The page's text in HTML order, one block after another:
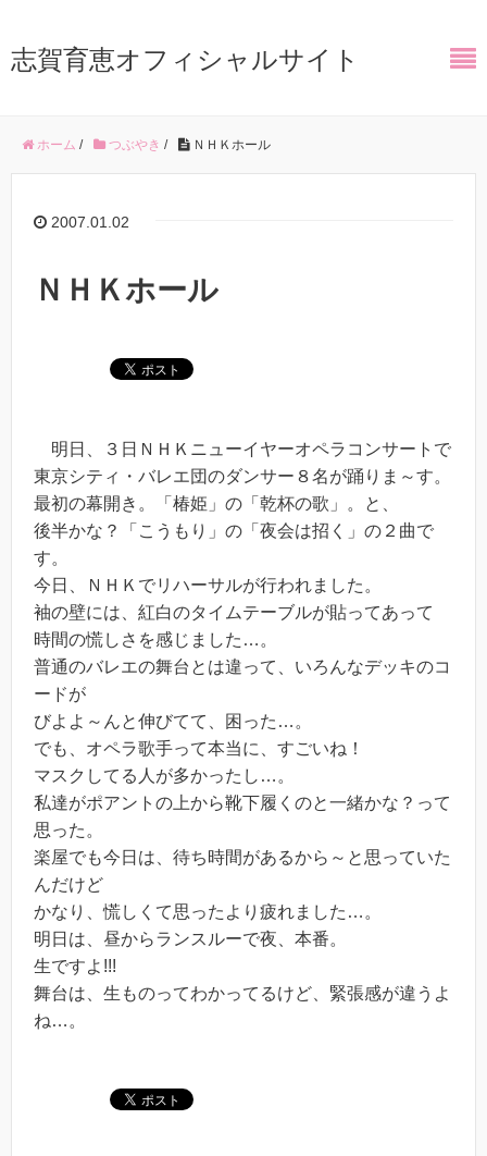
志賀育恵オフィシャルサイト
ホーム / つぶやき / ＮＨＫホール
2007.01.02
ＮＨＫホール
明日、３日ＮＨＫニューイヤーオペラコンサートで
東京シティ・バレエ団のダンサー８名が踊りま～す。
最初の幕開き。「椿姫」の「乾杯の歌」。と、
後半かな？「こうもり」の「夜会は招く」の２曲で
す。
今日、ＮＨＫでリハーサルが行われました。
袖の壁には、紅白のタイムテーブルが貼ってあって
時間の慌しさを感じました…。
普通のバレエの舞台とは違って、いろんなデッキのコ
ードが
びよよ～んと伸びてて、困った…。
でも、オペラ歌手って本当に、すごいね！
マスクしてる人が多かったし…。
私達がポアントの上から靴下履くのと一緒かな？って
思った。
楽屋でも今日は、待ち時間があるから～と思っていた
んだけど
かなり、慌しくて思ったより疲れました…。
明日は、昼からランスルーで夜、本番。
生ですよ!!!
舞台は、生ものってわかってるけど、緊張感が違うよ
ね…。